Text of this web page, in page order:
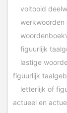
werkwoorden
lastige
figuurlijk
letterlijk of
actueel en